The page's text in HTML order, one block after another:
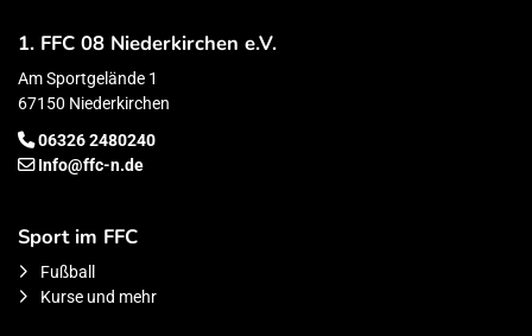
1. FFC 08 Niederkirchen e.V.
Am Sportgelände 1
67150 Niederkirchen
06326 2480240
Info@ffc-n.de
Sport im FFC
Fußball
Kurse und mehr